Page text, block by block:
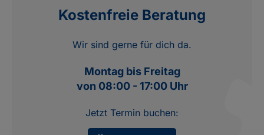
Kostenfreie Beratung
Wir sind gerne für dich da.
Montag bis Freitag
von 08:00 - 17:00 Uhr
Jetzt Termin buchen: